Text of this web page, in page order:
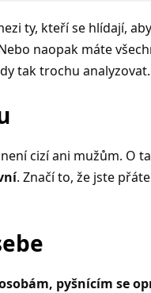
ty, kteří se hlídají,
naopak máte
tak trochu analyzovat.
cizí ani mužům. O
. Značí to, že jste
pyšnícím se